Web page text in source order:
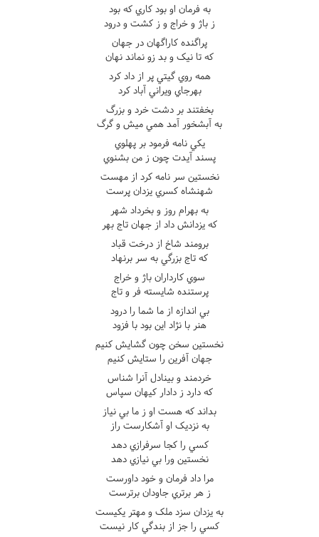
به فرمان او بود کاري که بود
ز باژ و خراج و ز کشت و درود
پراگنده کاراگهان در جهان
که تا نيک و بد زو نماند نهان
همه روي گيتي پر از داد کرد
بهرجاي ويراني آباد کرد
بخفتند بر دشت خرد و بزرگ
به آبشخور آمد همي ميش و گرگ
يکي نامه فرمود بر پهلوي
پسند آيدت چون ز من بشنوي
نخستين سر نامه کرد از مهست
شهنشاه کسري يزدان پرست
به بهرام روز و بخرداد شهر
که يزدانش داد از جهان تاج بهر
برومند شاخ از درخت قباد
که تاج بزرگي به سر برنهاد
سوي کارداران باژ و خراج
پرستنده شايسته فر و تاج
بي اندازه از ما شما را درود
هنر با نژاد اين بود با فزود
نخستين سخن چون گشايش کنيم
جهان آفرين را ستايش کنيم
خردمند و بينادل آنرا شناس
که دارد ز دادار کيهان سپاس
بداند که هست او ز ما بي نياز
به نزديک او آشکارست راز
کسي را کجا سرفرازي دهد
نخستين ورا بي نيازي دهد
مرا داد فرمان و خود داورست
ز هر برتري جاودان برترست
به يزدان سزد ملک و مهتر يکيست
کسي را جز از بندگي کار نيست